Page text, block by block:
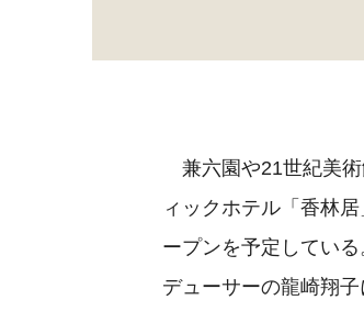
兼六園や21世紀美術
ィックホテル「香林
ープンを予定してい
デューサーの龍崎翔